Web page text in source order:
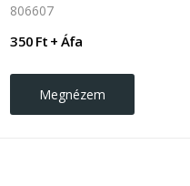
806607
350 Ft + Áfa
Megnézem